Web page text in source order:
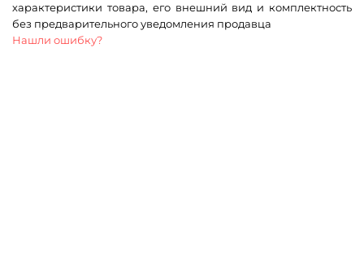
характеристики товара, его внешний вид и комплектность
без предварительного уведомления продавца
Нашли ошибку?